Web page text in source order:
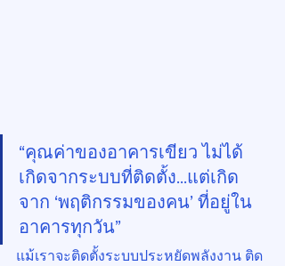
“คุณค่าของอาคารเขียว ไม่ได้
เกิดจากระบบที่ติดตั้ง...แต่เกิด
จาก ‘พฤติกรรมของคน’ ที่อยู่ใน
อาคารทุกวัน”
แม้เราจะติดตั้งระบบประหยัดพลังงาน ติด